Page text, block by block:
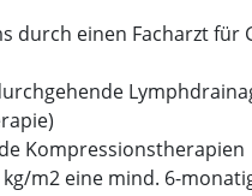
durch einen Facharzt
Kompressionstherapien
kg/m2 eine mind. 6-